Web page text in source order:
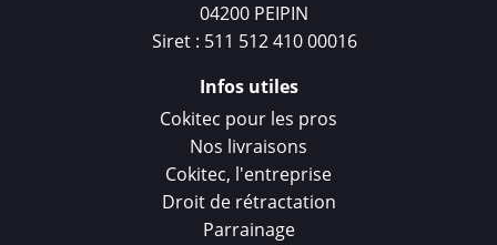
04200 PEIPIN
Siret : 511 512 410 00016
Infos utiles
Cokitec pour les pros
Nos livraisons
Cokitec, l'entreprise
Droit de rétractation
Parrainage